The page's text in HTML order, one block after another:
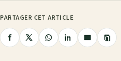
PARTAGER CET ARTICLE
PartagerPartagerPartagerPartagerPartager
Copier
le